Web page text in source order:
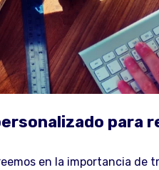
para
en la importancia